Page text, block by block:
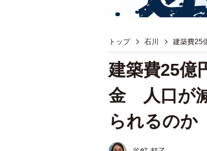
トップ 石川 建築費25
建築費25
金 人口が
られるのか